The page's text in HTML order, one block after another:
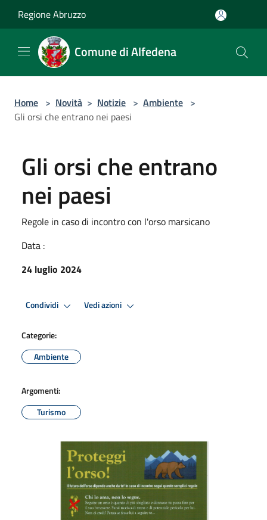
Regione Abruzzo
Comune di Alfedena
Home > Novità > Notizie > Ambiente >
Gli orsi che entrano nei paesi
Gli orsi che entrano
nei paesi
Regole in caso di incontro con l'orso marsicano
Data :
24 luglio 2024
Condividi Vedi azioni
Categorie:
Ambiente
Argomenti:
Turismo